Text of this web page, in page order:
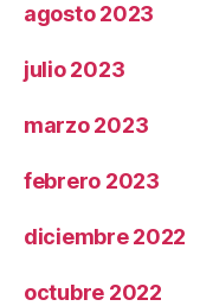
agosto 2023
julio 2023
marzo 2023
febrero 2023
diciembre 2022
octubre 2022